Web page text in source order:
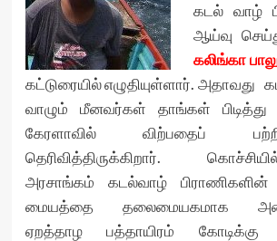
கடல் வாழ்
ஆய்வு
கலிங்கா
கட்டுரையில் எழுதியுள்ளார். அதாவது
வாழும் மீனவர்கள் தாங்கள்
கேரளாவில் விற்பதைப்
தெரிவித்திருக்கிறார்.
அரசாங்கம் கடல்வாழ் பிராணிகளின்
மையத்தை தலைமையகமாக
ஏறத்தாழ பத்தாயிரம்